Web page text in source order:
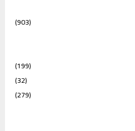
(903)
(199)
(32)
(279)